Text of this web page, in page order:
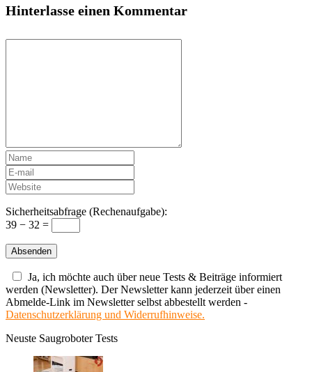
Hinterlasse einen Kommentar
Sicherheitsabfrage (Rechenaufgabe):
39 − 32 =
Ja, ich möchte auch über neue Tests & Beiträge informiert
werden (Newsletter). Der Newsletter kann jederzeit über einen
Abmelde-Link im Newsletter selbst abbestellt werden -
Datenschutzerklärung und Widerrufhinweise.
Neuste Saugroboter Tests